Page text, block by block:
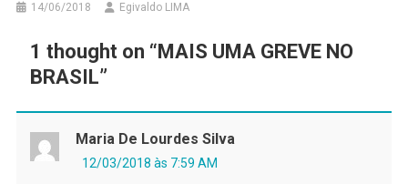
14/06/2018 Egivaldo LIMA
1 thought on “MAIS UMA GREVE NO
BRASIL”
Maria De Lourdes Silva
12/03/2018 às 7:59 AM